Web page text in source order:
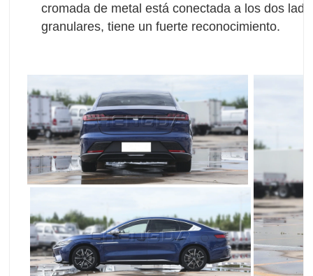
cromada de metal está conectada a los dos
granulares, tiene un fuerte reconocimiento.